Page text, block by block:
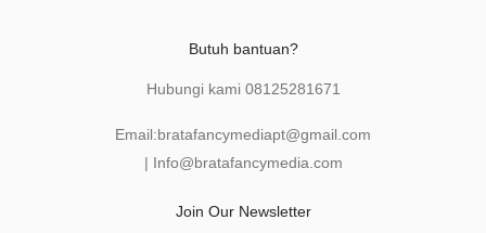
Butuh bantuan?
Hubungi kami 08125281671
Email:bratafancymediapt@gmail.com
| Info@bratafancymedia.com
Join Our Newsletter